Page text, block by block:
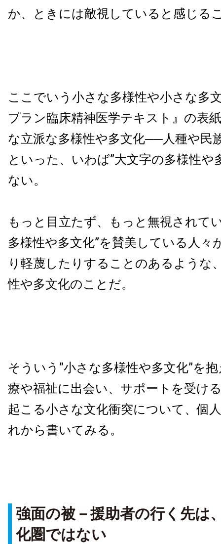
か、ときには敵視していると感じる
ここでいう小さな多様性や小さな多
プラン臨床精神医学テキスト』の表
な立派な多様性や多文化──人種や民
といった、いわば”大文字の多様性や
ない。
もっと目立たず、もっと無視されて
多様性や多文化”を賛美している人々
り軽蔑したりすることのあるような
性や多文化のことだ。
そういう”小さな多様性や多文化”を
療や福祉に出会い、サポートを受け
起こる小さな文化衝突について、個
れから書いてみる。
強面の被－援助者の行く先は
化圏ではない